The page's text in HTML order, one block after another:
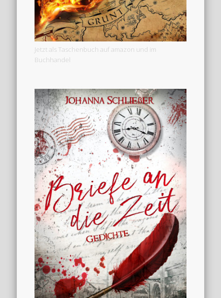
Jetzt als Taschenbuch auf amazon und im
Buchhandel